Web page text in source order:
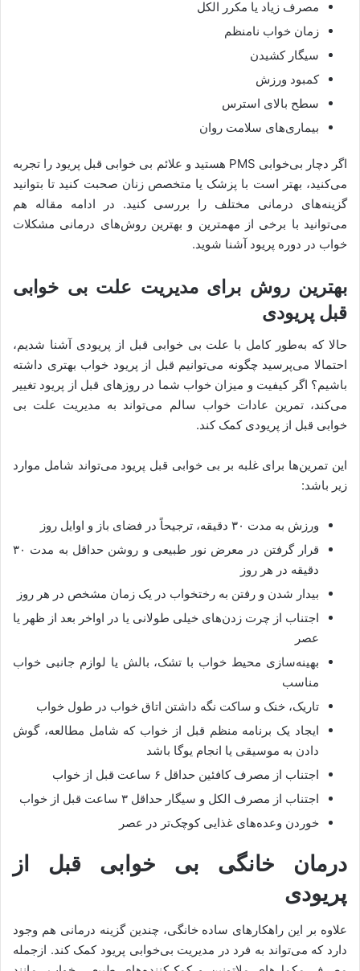
مصرف زیاد یا مکرر الکل
زمان خواب نامنظم
سیگار کشیدن
کمبود ورزش
سطح بالای استرس
بیماری‌های سلامت روان
اگر دچار بی‌خوابی PMS هستید و علائم بی خوابی قبل پریود را تجربه
می‌کنید، بهتر است با پزشک یا متخصص زنان صحبت کنید تا بتوانید
گزینه‌های درمانی مختلف را بررسی کنید. در ادامه مقاله هم
می‌توانید با برخی از مهمترین و بهترین روش‌های درمانی مشکلات
خواب در دوره پریود آشنا شوید.
بهترین روش برای مدیریت علت بی خوابی
قبل پریودی
حالا که به‌طور کامل با علت بی خوابی قبل از پریودی آشنا شدیم،
احتمالا می‌پرسید چگونه می‌توانیم قبل از پریود خواب بهتری داشته
باشیم؟ اگر کیفیت و میزان خواب شما در روزهای قبل از پریود تغییر
می‌کند، تمرین عادات خواب سالم می‌تواند به مدیریت علت بی
خوابی قبل از پریودی کمک کند.
این تمرین‌ها برای غلبه بر بی خوابی قبل پریود می‌تواند شامل موارد
زیر باشد:
ورزش به مدت ۳۰ دقیقه، ترجیحاً در فضای باز و اوایل روز
قرار گرفتن در معرض نور طبیعی و روشن حداقل به مدت ۳۰
دقیقه در هر روز
بیدار شدن و رفتن به رختخواب در یک زمان مشخص در هر روز
اجتناب از چرت زدن‌های خیلی طولانی یا در اواخر بعد از ظهر یا
عصر
بهینه‌سازی محیط خواب با تشک، بالش یا لوازم جانبی خواب
مناسب
تاریک، خنک و ساکت نگه داشتن اتاق خواب در طول خواب
ایجاد یک برنامه منظم قبل از خواب که شامل مطالعه، گوش
دادن به موسیقی یا انجام یوگا باشد
اجتناب از مصرف کافئین حداقل ۶ ساعت قبل از خواب
اجتناب از مصرف الکل و سیگار حداقل ۳ ساعت قبل از خواب
خوردن وعده‌های غذایی کوچک‌تر در عصر
درمان خانگی بی خوابی قبل از
پریودی
علاوه بر این راهکارهای ساده خانگی، چندین گزینه درمانی هم وجود
دارد که می‌تواند به فرد در مدیریت بی‌خوابی پریود کمک کند. ازجمله